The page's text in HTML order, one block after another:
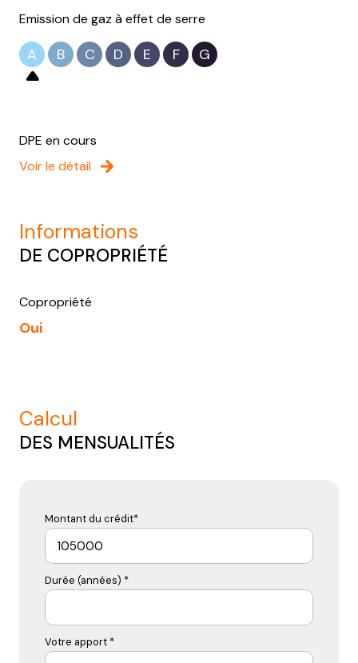
Emission de gaz à effet de serre
A B C D E F G
DPE en cours
Voir le détail
informations
DE COPROPRIÉTÉ
Copropriété
Oui
calcul
DES MENSUALITÉS
Montant du crédit*
Durée (années) *
Votre apport *